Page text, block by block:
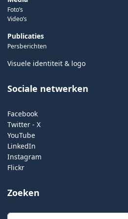
Foto’s
Video’s
Publicaties
Persberichten
Visuele identiteit & logo
Sociale netwerken
Facebook
Twitter - X
YouTube
LinkedIn
Instagram
Flickr
Zoeken